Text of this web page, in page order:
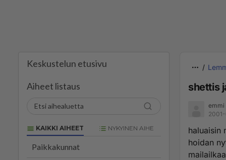
Keskustelun etusivu
Aiheet listaus
KAIKKI AIHEET NYKYINEN AIHE
Paikkakunnat
shettis
emmi
haluaisin
hoidan
mailailkaa